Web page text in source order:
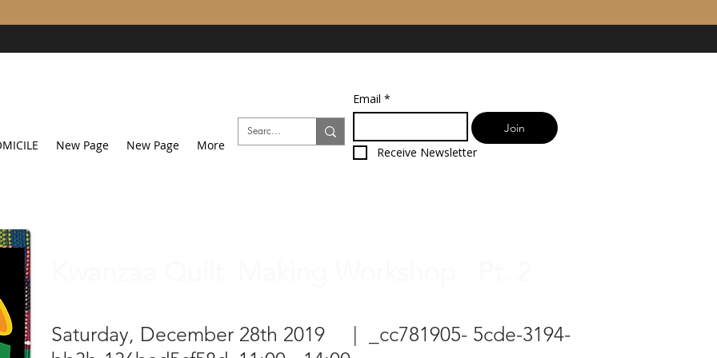
New Page New Page More
Email *
Join
Receive Newsletter
Saturday, December 28th 2019 | _cc781905- 5cde-3194-